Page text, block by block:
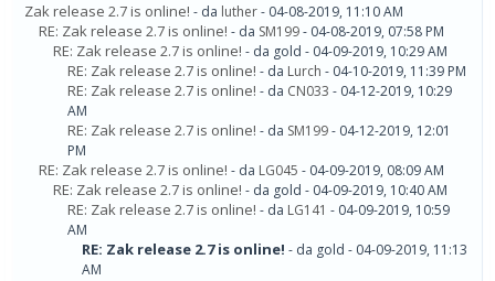
Zak release 2.7 is online! - da luther- 04-08-2019, 11:10 AM
RE: Zak release 2.7 is online! - da SM199- 04-08-2019, 07:58 PM
RE: Zak release 2.7 is online! - da gold - 04-09-2019, 10:29 AM
RE: Zak release 2.7 is online! - da Lurch - 04-10-2019, 11:39 PM
RE: Zak release 2.7 is online! - da CN033 - 04-12-2019, 10:29
AM
RE: Zak release 2.7 is online! - da SM199- 04-12-2019, 12:01
PM
RE: Zak release 2.7 is online! - da LG045 - 04-09-2019, 08:09 AM
RE: Zak release 2.7 is online! - da gold - 04-09-2019, 10:40 AM
RE: Zak release 2.7 is online! - da LG141 - 04-09-2019, 10:59
AM
RE: Zak release 2.7 is online! - da gold - 04-09-2019, 11:13
AM